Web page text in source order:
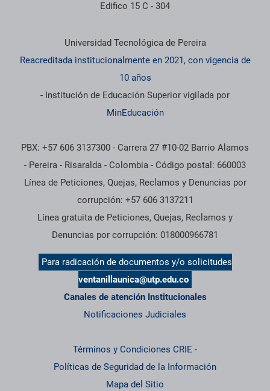
Edifico 15 C - 304
Información institucional
Universidad Tecnológica de Pereira
Reacreditada institucionalmente en 2021, con vigencia de
10 años
- Institución de Educación Superior vigilada por
MinEducación
PBX: +57 606 3137300 - Carrera 27 #10-02 Barrio Alamos
- Pereira - Risaralda - Colombia - Código postal: 660003
Línea de Peticiones, Quejas, Reclamos y Denuncias por
corrupción: +57 606 3137211
Línea gratuita de Peticiones, Quejas, Reclamos y
Denuncias por corrupción: 018000966781
Para radicación de documentos y/o solicitudes
ventanillaunica@utp.edu.co
Canales de atención Institucionales
Notificaciones Judiciales
Términos y Condiciones CRIE -
Políticas de Seguridad de la Información
Mapa del Sitio